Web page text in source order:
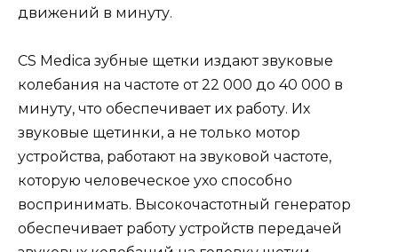
движений в минуту.
CS Medica зубные щетки издают звуковые
колебания на частоте от 22 000 до 40 000 в
минуту, что обеспечивает их работу. Их
звуковые щетинки, а не только мотор
устройства, работают на звуковой частоте,
которую человеческое ухо способно
воспринимать. Высокочастотный генератор
обеспечивает работу устройств передачей